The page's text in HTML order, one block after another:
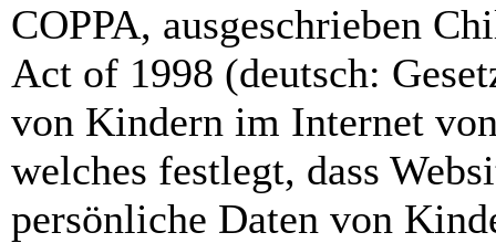
COPPA, ausgeschrieben
Act of 1998 (deutsch:
von Kindern im Internet
welches festlegt, dass
persönliche Daten von